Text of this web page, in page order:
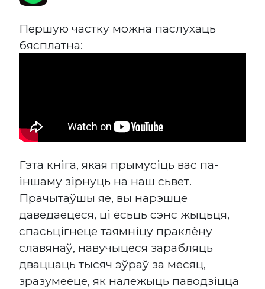
Першую частку можна паслухаць
бясплатна:
Гэта кніга, якая прымусіць вас па-
іншаму зірнуць на наш сьвет.
Прачытаўшы яе, вы нарэшце
даведаецеся, ці ёсьць сэнс жыцьця,
спасьцігнеце таямніцу праклёну
славянаў, навучыцеся зарабляць
дваццаць тысяч эўраў за месяц,
зразумееце, як належыць паводзіцца